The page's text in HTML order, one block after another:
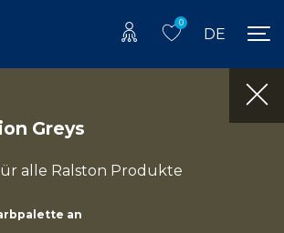
0
DE
Greys
alle Ralston Produkte
an